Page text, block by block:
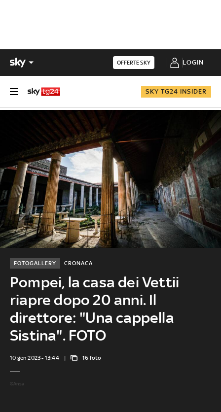
OFFERTE SKY LOGIN
SKY TG24 INSIDER
Pompei, la casa dei Vettii
riapre dopo 20 anni. Il
direttore: "Una cappella
Sistina". FOTO
CRONACA
FOTOGALLERY
10 gen 2023 - 13:44 16 foto
©Ansa